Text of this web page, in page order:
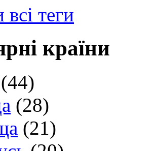
всі теги
країни
(44)
(28)
(21)